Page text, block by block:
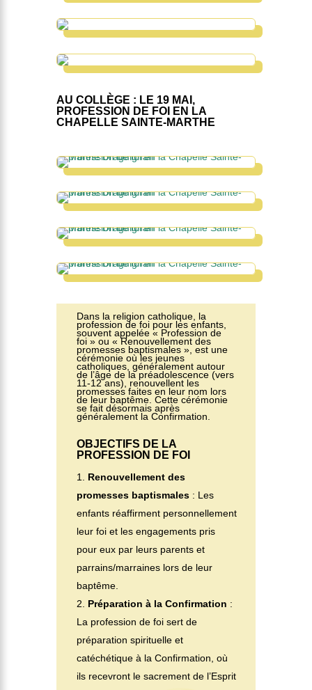
AU COLLÈGE : LE 19 MAI,
PROFESSION DE FOI EN LA
CHAPELLE SAINTE-MARTHE
Dans la religion catholique, la
profession de foi pour les enfants,
souvent appelée « Profession de
foi » ou « Renouvellement des
promesses baptismales », est une
cérémonie où les jeunes
catholiques, généralement autour
de l’âge de la préadolescence (vers
11-12 ans), renouvellent les
promesses faites en leur nom lors
de leur baptême. Cette cérémonie
se fait désormais après
généralement la Confirmation.
OBJECTIFS DE LA
PROFESSION DE FOI
Renouvellement des
promesses baptismales: Les
enfants réaffirment personnellement
leur foi et les engagements pris
pour eux par leurs parents et
parrains/marraines lors de leur
baptême.
Préparation à la Confirmation :
La profession de foi sert de
préparation spirituelle et
catéchétique à la Confirmation, où
ils recevront le sacrement de l’Esprit